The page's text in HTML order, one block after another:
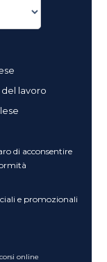
lavoro
di acconsentire
e promozionali
online